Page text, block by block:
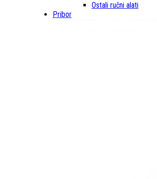
Ostali ručni alati
Pribor